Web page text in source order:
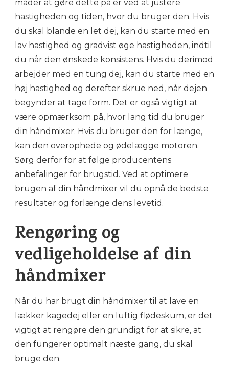
måder at gøre dette på er ved at justere
hastigheden og tiden, hvor du bruger den. Hvis
du skal blande en let dej, kan du starte med en
lav hastighed og gradvist øge hastigheden, indtil
du når den ønskede konsistens. Hvis du derimod
arbejder med en tung dej, kan du starte med en
høj hastighed og derefter skrue ned, når dejen
begynder at tage form. Det er også vigtigt at
være opmærksom på, hvor lang tid du bruger
din håndmixer. Hvis du bruger den for længe,
kan den overophede og ødelægge motoren.
Sørg derfor for at følge producentens
anbefalinger for brugstid. Ved at optimere
brugen af din håndmixer vil du opnå de bedste
resultater og forlænge dens levetid.
Rengøring og
vedligeholdelse af din
håndmixer
Når du har brugt din håndmixer til at lave en
lækker kagedej eller en luftig flødeskum, er det
vigtigt at rengøre den grundigt for at sikre, at
den fungerer optimalt næste gang, du skal
bruge den.